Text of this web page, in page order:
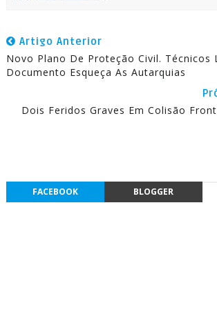
Artigo Anterior
Novo Plano De Proteção Civil. Técnicos
Documento Esqueça As Autarquias
Dois Feridos Graves Em Colisão
FACEBOOK BLOGGER